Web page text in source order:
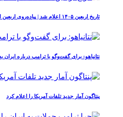
تاریخ اربعین ۱۴۰۵ اعلام شد | پیاده‌روی اربعین از چه روزی شروع می‌ شود؟
نتانیاهو: برای گفت‌وگو با ترامپ درباره
پنتاگون آمار جدید تلفات آمریکا را اعلام کرد